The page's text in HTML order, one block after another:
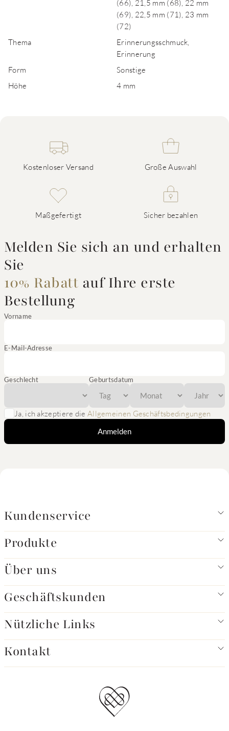
(66), 21,5 mm (68), 22 mm
(69), 22,5 mm (71), 23 mm
(72)
Thema
Erinnerungsschmuck,
Erinnerung
Form
Sonstige
Höhe
4 mm
Kostenloser Versand Große Auswahl
Maßgefertigt Sicher bezahlen
Melden Sie sich an und erhalten
Sie
10% Rabatt auf Ihre erste
Bestellung
Vorname
E-Mail-Adresse
Geschlecht Geburtsdatum
Ja, ich akzeptiere die Allgemeinen Geschäftsbedingungen
Anmelden
Kundenservice
Produkte
Über uns
Geschäftskunden
Nützliche Links
Kontakt